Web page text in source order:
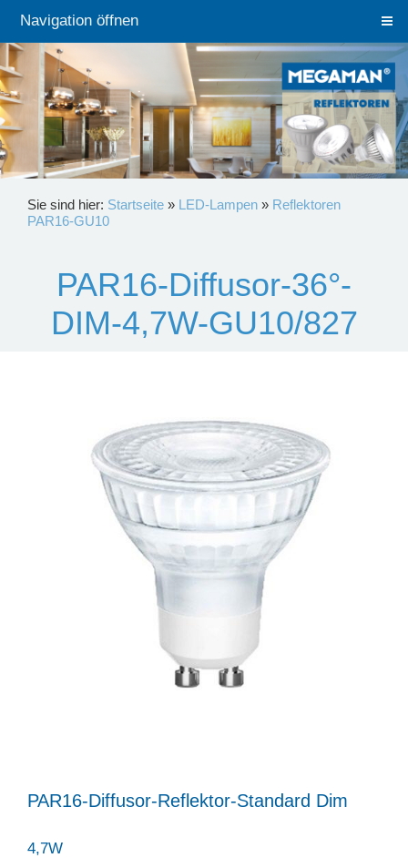
Navigation öffnen
Sie sind hier: Startseite » LED-Lampen » Reflektoren
PAR16-GU10
PAR16-Diffusor-36°-
DIM-4,7W-GU10/827
PAR16-Diffusor-Reflektor-Standard Dim
4,7W